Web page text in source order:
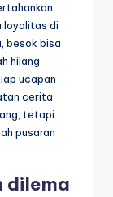
loyalitas di
besok bisa
hilang
ucapan
cerita
tetapi
pusaran
dilema